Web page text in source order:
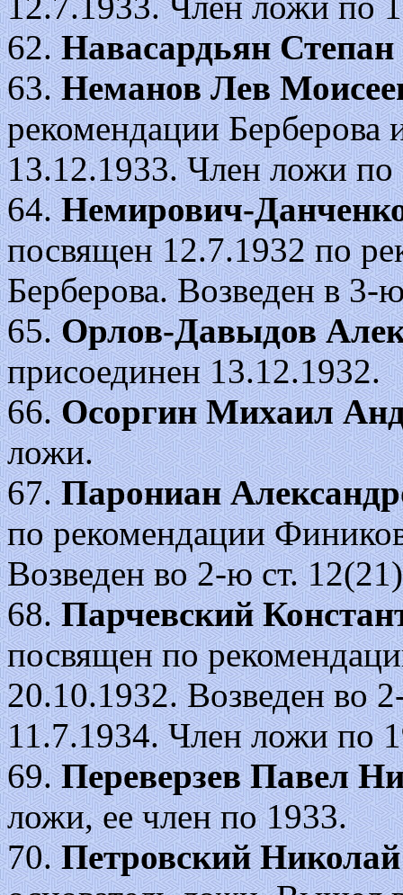
62.Навасардьян
63.Неманов Лев
рекомендации
13.12.1933. Член ложи по
64.Немирович-
посвящен 12.7.1932 по
Берберова. Возведен в 3-
65.Орлов-Давыдов
присоединен 13.12.1932.
66.Осоргин Михаил
ложи.
67.Парониан
по рекомендации
Возведен во 2-ю ст.
68.Парчевский
посвящен по
20.10.1932. Возведен во
11.7.1934. Член ложи по
69.Переверзев Павел
ложи, ее член по 1933.
70.Петровский